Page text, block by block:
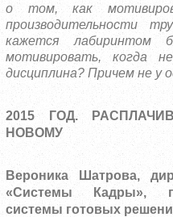
о том, как
производительности
кажется лабиринтом
мотивировать, когда
дисциплина? Причем не у
2015 ГОД.
НОВОМУ
Вероника Шатрова,
«Системы Кадры»,
системы готовых